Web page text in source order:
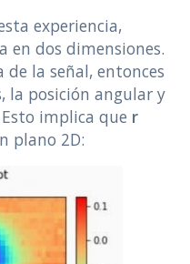
experiencia,
en dos dimensiones.
la señal, entonces
la posición angular y
implica que r
plano 2D: